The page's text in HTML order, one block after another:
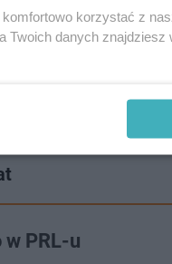
jedną z
PRL-u
korzystać z
Twoich danych znajdziesz